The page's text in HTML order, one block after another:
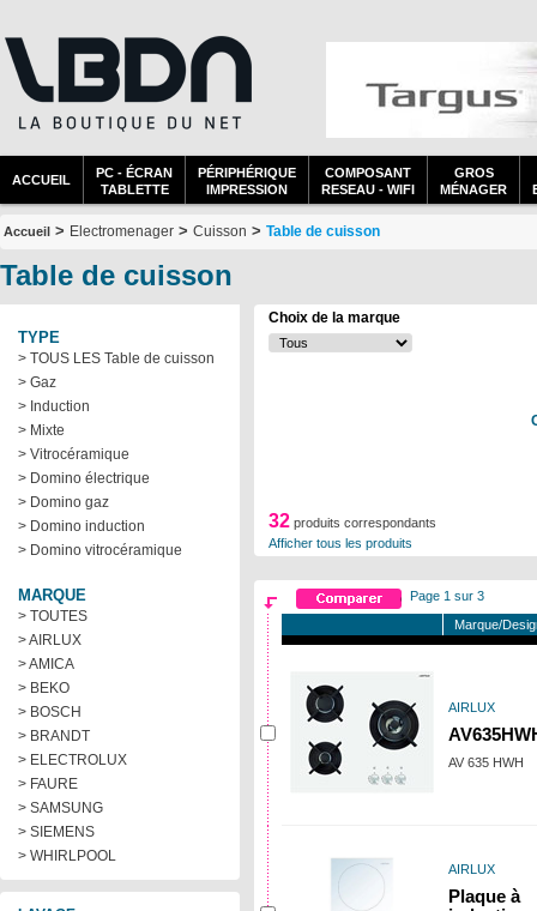
ACCUEIL
PC - ÉCRAN
TABLETTE
PÉRIPHÉRIQUE
IMPRESSION
COMPOSANT
RESEAU - WIFI
GROS
MÉNAGER
Accueil > Electromenager > Cuisson > Table de cuisson
Table de cuisson
TYPE
> TOUS LES Table de cuisson
> Gaz
> Induction
> Mixte
> Vitrocéramique
> Domino électrique
> Domino gaz
> Domino induction
> Domino vitrocéramique
MARQUE
> TOUTES
> AIRLUX
> AMICA
> BEKO
> BOSCH
> BRANDT
> ELECTROLUX
> FAURE
> SAMSUNG
> SIEMENS
> WHIRLPOOL
Choix de la marque
32 produits correspondants
Afficher tous les produits
Page 1 sur 3
Marque/
AIRLUX
AV 635 HWH
AIRLUX
Plaque à